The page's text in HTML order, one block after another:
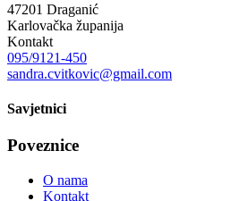
47201 Draganić
Karlovačka županija
Kontakt
095/9121-450
sandra.cvitkovic@gmail.com
Savjetnici
Poveznice
O nama
Kontakt